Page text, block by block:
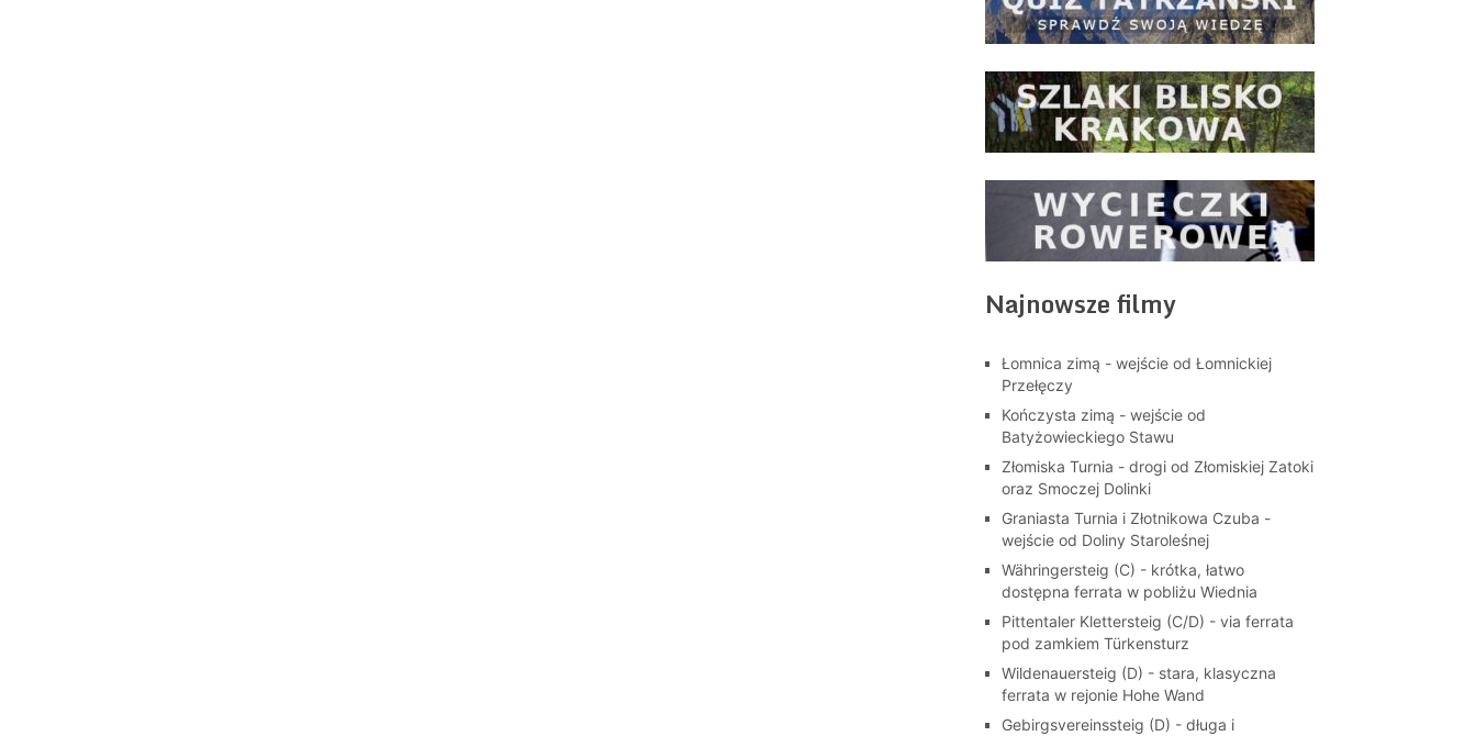
Najnowsze filmy
Łomnica zimą - wejście od Łomnickiej
Przełęczy
Kończysta zimą - wejście od
Batyżowieckiego Stawu
Złomiska Turnia - drogi od Złomiskiej Zatoki
oraz Smoczej Dolinki
Graniasta Turnia i Złotnikowa Czuba -
wejście od Doliny Staroleśnej
Währingersteig (C) - krótka, łatwo
dostępna ferrata w pobliżu Wiednia
Pittentaler Klettersteig (C/D) - via ferrata
pod zamkiem Türkensturz
Wildenauersteig (D) - stara, klasyczna
ferrata w rejonie Hohe Wand
Gebirgsvereinssteig (D) - długa i